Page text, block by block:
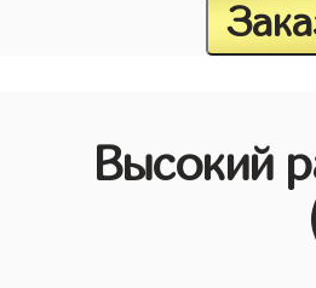
Высокий